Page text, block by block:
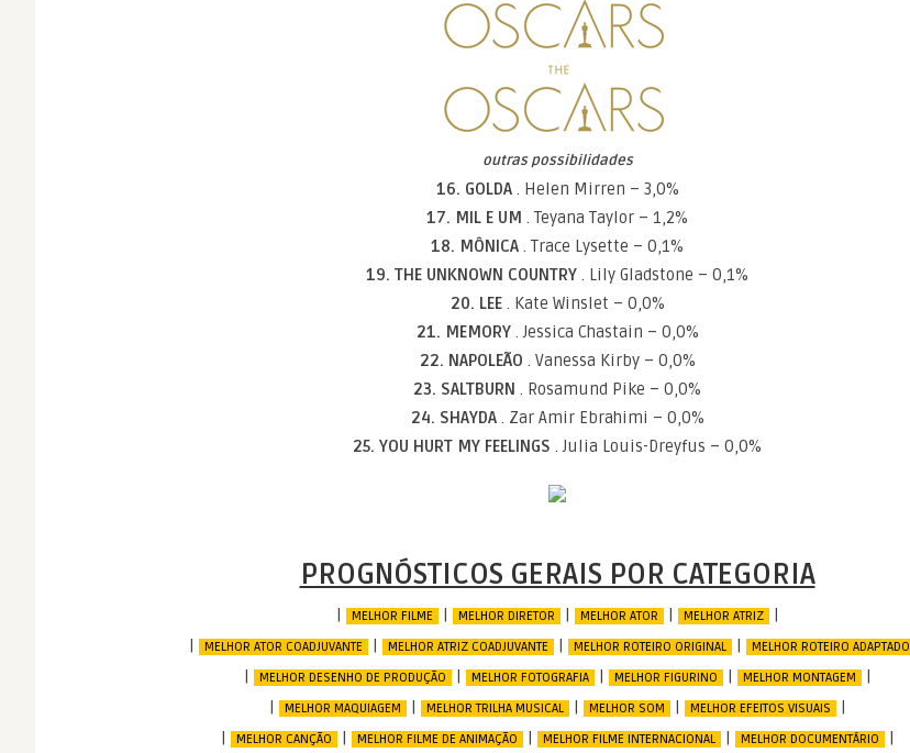
outras possibilidades
16. GOLDA . Helen Mirren – 3,0%
17. MIL E UM . Teyana Taylor – 1,2%
18. MÔNICA . Trace Lysette – 0,1%
19. THE UNKNOWN COUNTRY . Lily Gladstone – 0,1%
20. LEE . Kate Winslet – 0,0%
21. MEMORY . Jessica Chastain – 0,0%
22. NAPOLEÃO . Vanessa Kirby – 0,0%
23. SALTBURN . Rosamund Pike – 0,0%
24. SHAYDA . Zar Amir Ebrahimi – 0,0%
25. YOU HURT MY FEELINGS . Julia Louis-Dreyfus – 0,0%
PROGNÓSTICOS GERAIS POR CATEGORIA
| MELHOR FILME | MELHOR DIRETOR | MELHOR ATOR | MELHOR ATRIZ |
|
MELHOR ATOR COADJUVANTE | MELHOR ATRIZ COADJUVANTE | MELHOR ROTEIRO ORIGINAL | MELHOR ROTEIRO ADAPTADO
|
MELHOR DESENHO DE PRODUÇÃO | MELHOR FOTOGRAFIA | MELHOR FIGURINO | MELHOR MONTAGEM |
|
MELHOR MAQUIAGEM | MELHOR TRILHA MUSICAL | MELHOR SOM | MELHOR EFEITOS VISUAIS |
|
MELHOR CANÇÃO | MELHOR FILME DE ANIMAÇÃO | MELHOR FILME INTERNACIONAL | MELHOR DOCUMENTÁRIO |